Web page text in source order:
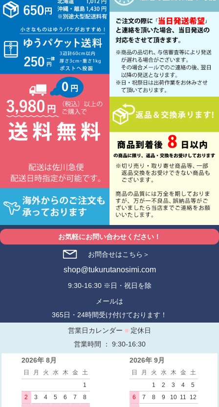
お気軽にお問い合わせください！
お問合せはこちら＞
shop@tukurutanosimi.com
9:30-16:30 ※日・祝日を除
メールは
365日・24時間受け付けております！
営業日カレンダー ■ 定休日
営業時間 ： 9:30-16:30
2026年 8月
日 月 火 水 木 金
土
1
2
3 4 5 6 7
8
2026年 9月
日 月 火 水 木 金
土
1
2 3 4
5
6
7 8 9 10 11
12